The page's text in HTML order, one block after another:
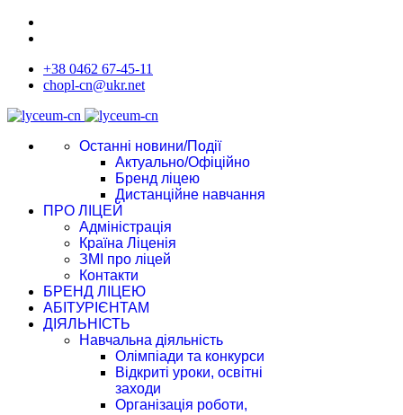
+38 0462 67-45-11
chopl-cn@ukr.net
Останні новини/Події
Актуально/Офіційно
Бренд ліцею
Дистанційне навчання
ПРО ЛІЦЕЙ
Адміністрація
Країна Ліценія
ЗМІ про ліцей
Контакти
БРЕНД ЛІЦЕЮ
АБІТУРІЄНТАМ
ДІЯЛЬНІСТЬ
Навчальна діяльність
Олімпіади та конкурси
Відкриті уроки, освітні
заходи
Організація роботи,